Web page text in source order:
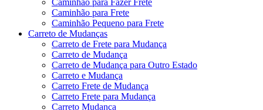
Caminhão para Fazer Frete
Caminhão para Frete
Caminhão Pequeno para Frete
Carreto de Mudanças
Carreto de Frete para Mudança
Carreto de Mudança
Carreto de Mudança para Outro Estado
Carreto e Mudança
Carreto Frete de Mudança
Carreto Frete para Mudança
Carreto Mudança